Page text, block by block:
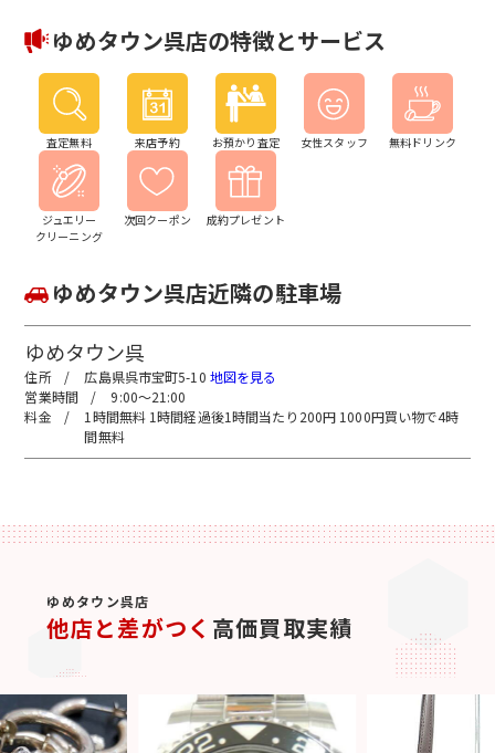
ゆめタウン呉店の特徴とサービス
査定無料 来店予約 お預かり査定 女性スタッフ 無料ドリンク
ジュエリー
クリーニング
次回クーポン 成約プレゼント
ゆめタウン呉店近隣の駐車場
ゆめタウン呉
広島県呉市宝町5-10 地図を見る
9:00～21:00
1時間無料 1時間経過後1時間当たり200円 1000円買い物で4時
間無料
ゆめタウン呉店
他店と差がつく 高価買取実績